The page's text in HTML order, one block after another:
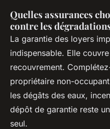
Quelles assurances
contre les
La garantie des loyers
indispensable. Elle
recouvrement.
propriétaire non-
les dégâts des eaux,
dépôt de garantie reste
seul.